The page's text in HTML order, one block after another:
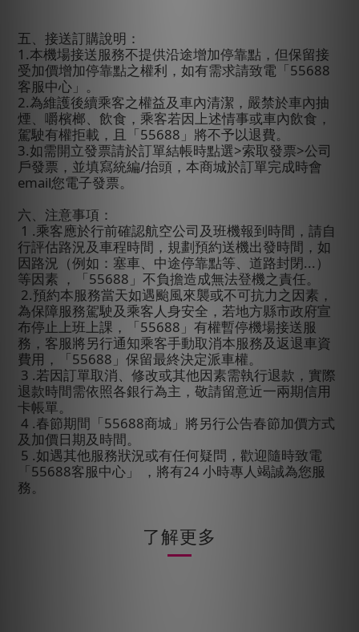
五、接送訂購說明：
1.本機場接送服務不提供沿途增加停靠點，但保留接
受加價增加停靠點之權利，如有需求請致電「55688
客服中心」。
2.為維護後續乘客之權益及車內清潔，嚴禁於車內抽
煙、嚼檳榔、飲食，乘客若因上述情事或車內飲食，
駕駛有權拒載，且「55688 」將不予以退費。
3.如需開立發票請於訂單結帳時點選>索取發票>公司
戶發票，並填寫統編/抬頭，本商城於訂單完成時會
email您電子發票。
六、注意事項：
1 .乘客應於行前確認航空公司及班機報到時間，請自
行評估路況及車程時間，規劃預約送機出發時間，如
因路況（例如：塞車、中途停靠點等、道路封閉... ）
等因素 ，「55688 」不負擔造成無法登機之責任。
2.預約本服務當天如遇颱風來襲或不可抗力之因素，
為保障服務駕駛及乘客人身安全，若地方縣市政府宣
布停止上班上課，「55688 」有權暫停機場接送服
務，客服將另行通知乘客手動取消本服務及返退車資
費用，「55688 」保留最終決定派車權。
3 .若因訂單取消、修改或其他因素需執行退款，實際
退款時間需依照各銀行為主，敬請留意近一兩期信用
卡帳單。
4 .春節期間「55688商城」將另行公告春節加價方式
及加價日期及時間。
5 .如遇其他服務狀況或有任何疑問，歡迎隨時致電
「55688客服中心」 ，將有24小時專人竭誠為您服
務。
了解更多